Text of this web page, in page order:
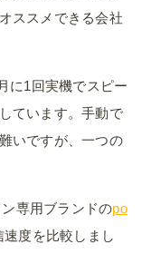
ススメできる会社
に1回実機でスピー
ています。手動で
いですが、一つの
専用ブランドのpo
度を比較しまし